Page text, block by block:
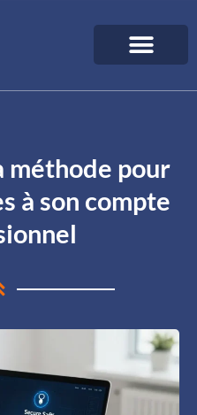
méthode pour
à son compte